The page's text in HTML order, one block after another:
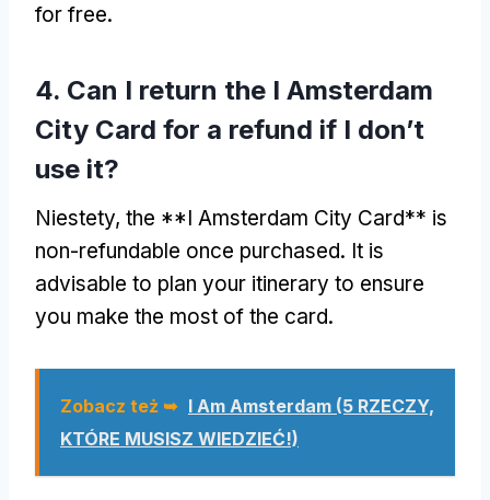
for free.
4. Can I return the I Amsterdam
City Card for a refund if I don’t
use it?
Niestety, the **I Amsterdam City Card** is
non-refundable once purchased. It is
advisable to plan your itinerary to ensure
you make the most of the card.
Zobacz też ➥ I Am Amsterdam (5 RZECZY,
KTÓRE MUSISZ WIEDZIEĆ!)